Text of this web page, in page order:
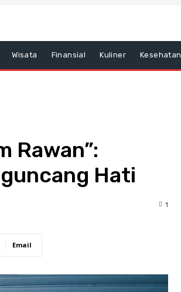
Wisata Finansial Kuliner Kesehatan
Rawan”:
Hati
1
Email